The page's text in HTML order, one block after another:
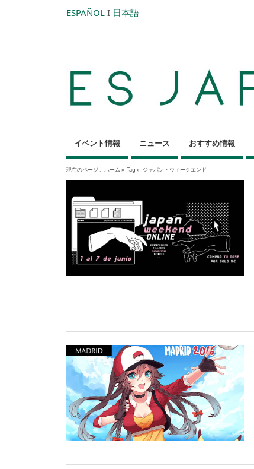
ESPAÑOL I 日本語
イベント情報 ニュース おすすめ情報
現在のページ : ホーム » Tag » ジャパン・ウィークエンド